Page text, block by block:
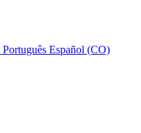
Português Español (CO)